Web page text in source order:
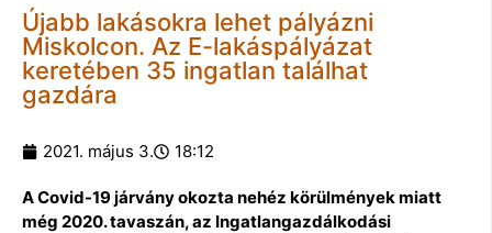
Újabb lakásokra lehet pályázni
Miskolcon. Az E-lakáspályázat
keretében 35 ingatlan találhat
gazdára
2021. május 3. 18:12
A Covid-19 járvány okozta nehéz körülmények miatt
még 2020. tavaszán, az Ingatlangazdálkodási